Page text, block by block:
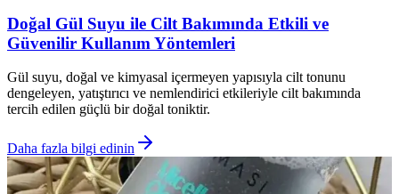
Doğal Gül Suyu ile Cilt Bakımında Etkili ve
Güvenilir Kullanım Yöntemleri
Gül suyu, doğal ve kimyasal içermeyen yapısıyla cilt tonunu
dengeleyen, yatıştırıcı ve nemlendirici etkileriyle cilt bakımında
tercih edilen güçlü bir doğal toniktir.
Daha fazla bilgi edinin